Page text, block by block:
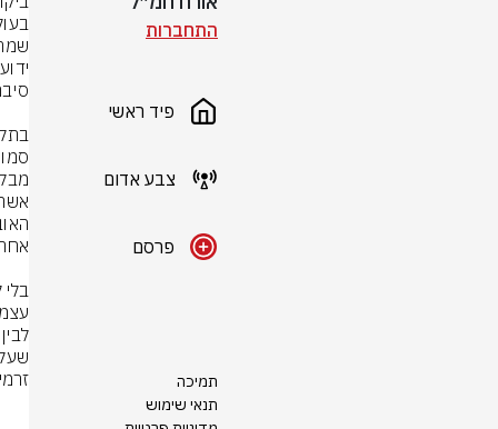
התחברות
פיד ראשי
צבע אדום
פרסם
תמיכה
תנאי שימוש